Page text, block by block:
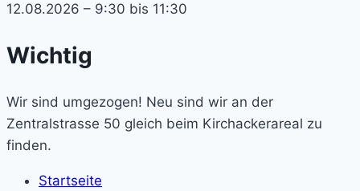
12.08.2026 – 9:30 bis 11:30
Wichtig
Wir sind umgezogen! Neu sind wir an der
Zentralstrasse 50 gleich beim Kirchackerareal zu
finden.
Startseite